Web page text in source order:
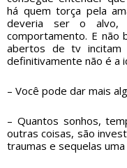
há quem torça pela
deveria ser o alvo,
comportamento. E não
abertos de tv incitam
definitivamente não é a
– Você pode dar mais
– Quantos sonhos,
outras coisas, são
traumas e sequelas